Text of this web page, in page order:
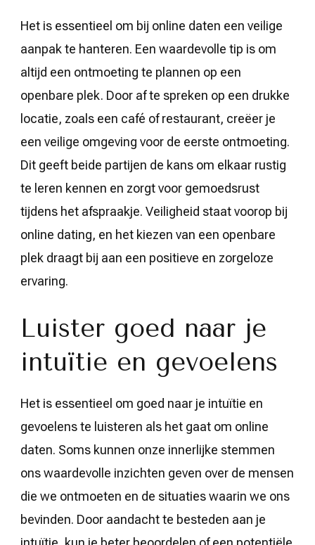
Het is essentieel om bij online daten een veilige
aanpak te hanteren. Een waardevolle tip is om
altijd een ontmoeting te plannen op een
openbare plek. Door af te spreken op een drukke
locatie, zoals een café of restaurant, creëer je
een veilige omgeving voor de eerste ontmoeting.
Dit geeft beide partijen de kans om elkaar rustig
te leren kennen en zorgt voor gemoedsrust
tijdens het afspraakje. Veiligheid staat voorop bij
online dating, en het kiezen van een openbare
plek draagt bij aan een positieve en zorgeloze
ervaring.
Luister goed naar je
intuïtie en gevoelens
Het is essentieel om goed naar je intuïtie en
gevoelens te luisteren als het gaat om online
daten. Soms kunnen onze innerlijke stemmen
ons waardevolle inzichten geven over de mensen
die we ontmoeten en de situaties waarin we ons
bevinden. Door aandacht te besteden aan je